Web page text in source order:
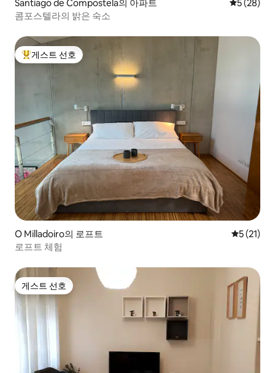
Santiago de Compostela의 아파트 평점 5점(5
5 (28)
콤포스텔라의 밝은 숙소
상위 게스트 선호
게스트 선호
O Milladoiro의 로프트 평점 5점
5 (21)
로프트 체험
게스트 선호
게스트 선호